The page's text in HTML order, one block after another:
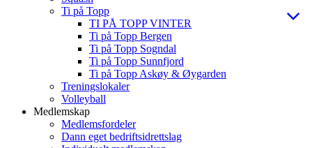
Ti på Topp
TI PÅ TOPP VINTER
Ti på Topp Bergen
Ti på Topp Sogndal
Ti på Topp Sunnfjord
Ti på Topp Askøy & Øygarden
Treningslokaler
Volleyball
Medlemskap
Medlemsfordeler
Dann eget bedriftsidrettslag